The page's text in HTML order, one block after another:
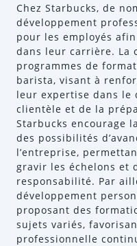
Chez Starbucks, de
développement
pour les employés
dans leur carrière. La
programmes de
barista, visant à
leur expertise dans le
clientèle et de la
Starbucks encourage
des possibilités
l’entreprise,
gravir les échelons et
responsabilité. Par
développement
proposant des
sujets variés,
professionnelle